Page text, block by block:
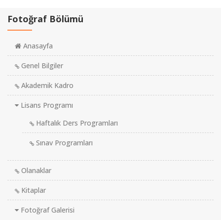
Fotoğraf Bölümü
Anasayfa
Genel Bilgiler
Akademik Kadro
Lisans Programı
Haftalık Ders Programları
Sınav Programları
Olanaklar
Kitaplar
Fotoğraf Galerisi